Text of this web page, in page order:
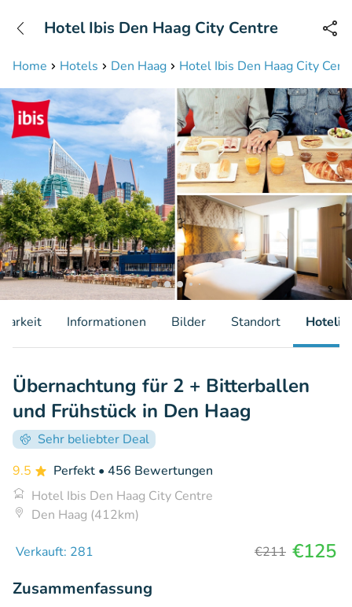
Erreichbar bis 23:00 Uhr (max 0,09€/Min)
Home Hotels Den Haag Hotel Ibis Den Haag City
Hotel Ibis Den Haag City Centre
Informationen Bilder Standort
Übernachtung für 2 + Bitterballen
und Frühstück in Den Haag
Sehr beliebter Deal
9.5
Perfekt • 456 Bewertungen
Hotel Ibis Den Haag City Centre
Den Haag (412km)
Verkauft: 281 €211 €125
Zusammenfassung